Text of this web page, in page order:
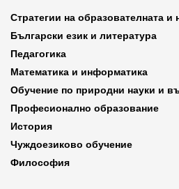
Стратегии на образователната и
Български език и литература
Педагогика
Математика и информатика
Обучение по природни науки и
Професионално образование
История
Чуждоезиково обучение
Философия